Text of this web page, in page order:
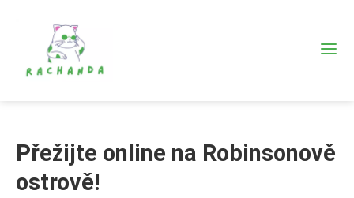
Přežijte online na Robinsonově
ostrově!